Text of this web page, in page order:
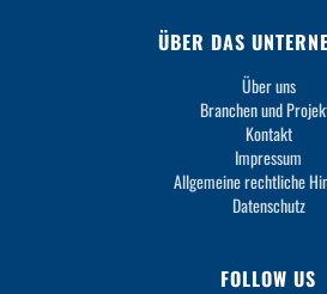
ÜBER DAS
Über uns
Branchen und
Kontakt
Impressum
Allgemeine rechtliche
Datenschutz
FOLLOW US